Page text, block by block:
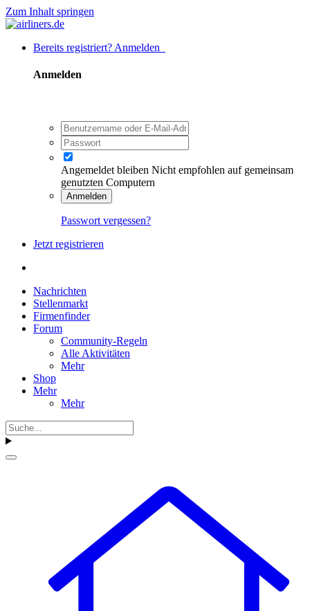
Zum Inhalt springen
Bereits registriert? Anmelden
Anmelden
Angemeldet bleiben Nicht empfohlen auf gemeinsam
genutzten Computern
Anmelden
Passwort vergessen?
Jetzt registrieren
Nachrichten
Stellenmarkt
Firmenfinder
Forum
Community-Regeln
Alle Aktivitäten
Mehr
Shop
Mehr
Mehr